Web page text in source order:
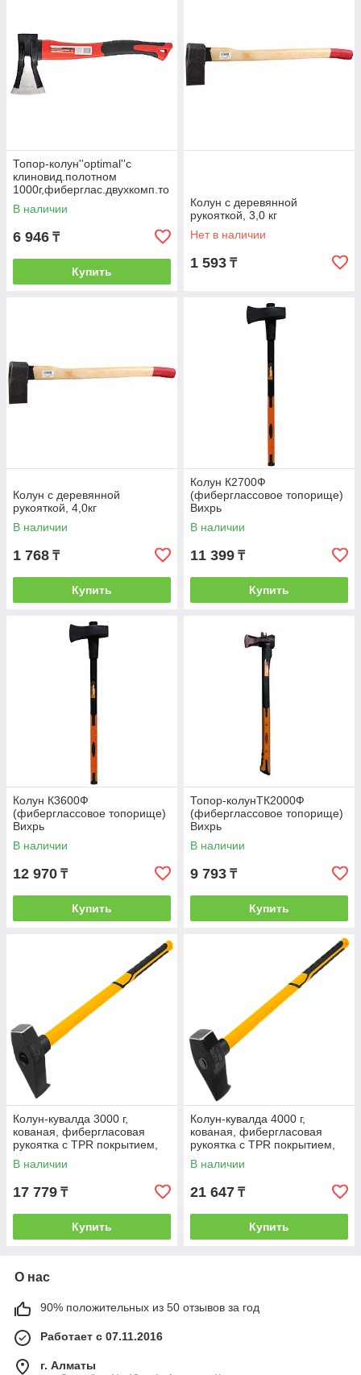
Топор-колун''optimal''с
клиновид.полотном
1000г,фиберглас.двухкомп.то
порище 400мм//MATRIX
В наличии
6 946 ₸
Купить
Колун с деревянной
рукояткой, 3,0 кг
Нет в наличии
1 593 ₸
Колун с деревянной
рукояткой, 4,0кг
В наличии
1 768 ₸
Купить
Колун К2700Ф
(фиберглассовое топорище)
Вихрь
В наличии
11 399 ₸
Купить
Колун К3600Ф
(фиберглассовое топорище)
Вихрь
В наличии
12 970 ₸
Купить
Топор-колунТК2000Ф
(фиберглассовое топорище)
Вихрь
В наличии
9 793 ₸
Купить
Колун-кувалда 3000 г,
кованая, фибергласовая
рукоятка c TPR покрытием,
880 мм // Denzel
В наличии
17 779 ₸
Купить
Колун-кувалда 4000 г,
кованая, фибергласовая
рукоятка c TPR покрытием,
880 мм // Denzel
В наличии
21 647 ₸
Купить
О нас
90% положительных из 50 отзывов за год
Работает с 07.11.2016
г. Алматы